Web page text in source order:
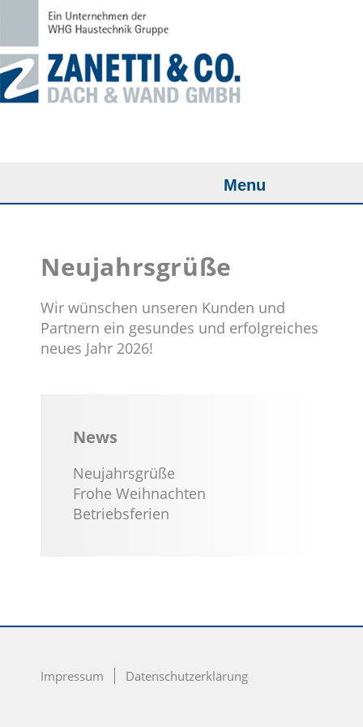
Menu
Neujahrsgrüße
Wir wünschen unseren Kunden und
Partnern ein gesundes und erfolgreiches
neues Jahr 2026!
News
Neujahrsgrüße
Frohe Weihnachten
Betriebsferien
Impressum Datenschutzerklärung